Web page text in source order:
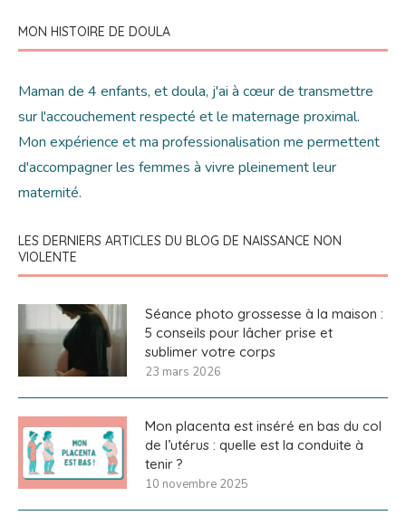
MON HISTOIRE DE DOULA
Maman de 4 enfants, et doula, j'ai à cœur de transmettre
sur l'accouchement respecté et le maternage proximal.
Mon expérience et ma professionalisation me permettent
d'accompagner les femmes à vivre pleinement leur
maternité.
LES DERNIERS ARTICLES DU BLOG DE NAISSANCE NON
VIOLENTE
Séance photo grossesse à la maison :
5 conseils pour lâcher prise et
sublimer votre corps
23 mars 2026
Mon placenta est inséré en bas du col
de l’utérus : quelle est la conduite à
tenir ?
10 novembre 2025